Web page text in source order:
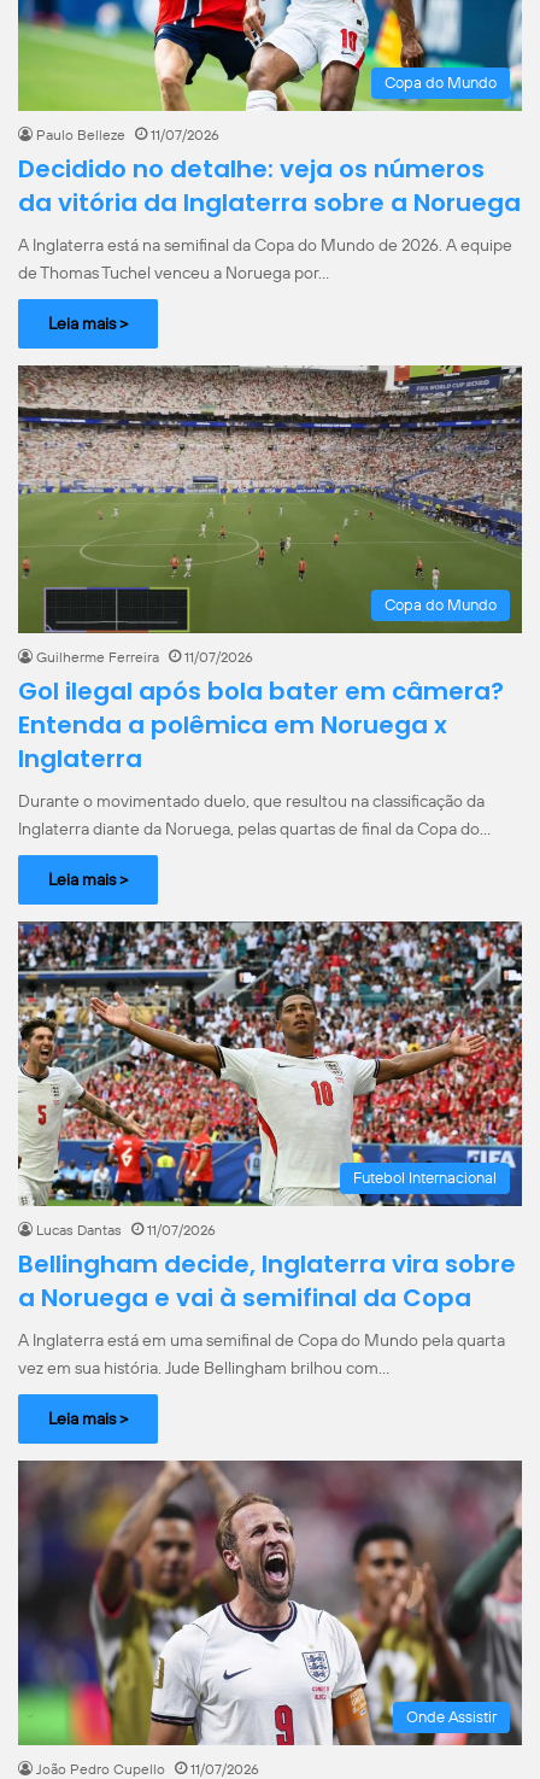
Copa do Mundo
Paulo Belleze 11/07/2026
Decidido no detalhe: veja os números
da vitória da Inglaterra sobre a Noruega
A Inglaterra está na semifinal da Copa do Mundo de 2026. A equipe
de Thomas Tuchel venceu a Noruega por…
Leia mais >
Copa do Mundo
Guilherme Ferreira 11/07/2026
Gol ilegal após bola bater em câmera?
Entenda a polêmica em Noruega x
Inglaterra
Durante o movimentado duelo, que resultou na classificação da
Inglaterra diante da Noruega, pelas quartas de final da Copa do…
Leia mais >
Futebol Internacional
Lucas Dantas 11/07/2026
Bellingham decide, Inglaterra vira sobre
a Noruega e vai à semifinal da Copa
A Inglaterra está em uma semifinal de Copa do Mundo pela quarta
vez em sua história. Jude Bellingham brilhou com…
Leia mais >
Onde Assistir
João Pedro Cupello 11/07/2026